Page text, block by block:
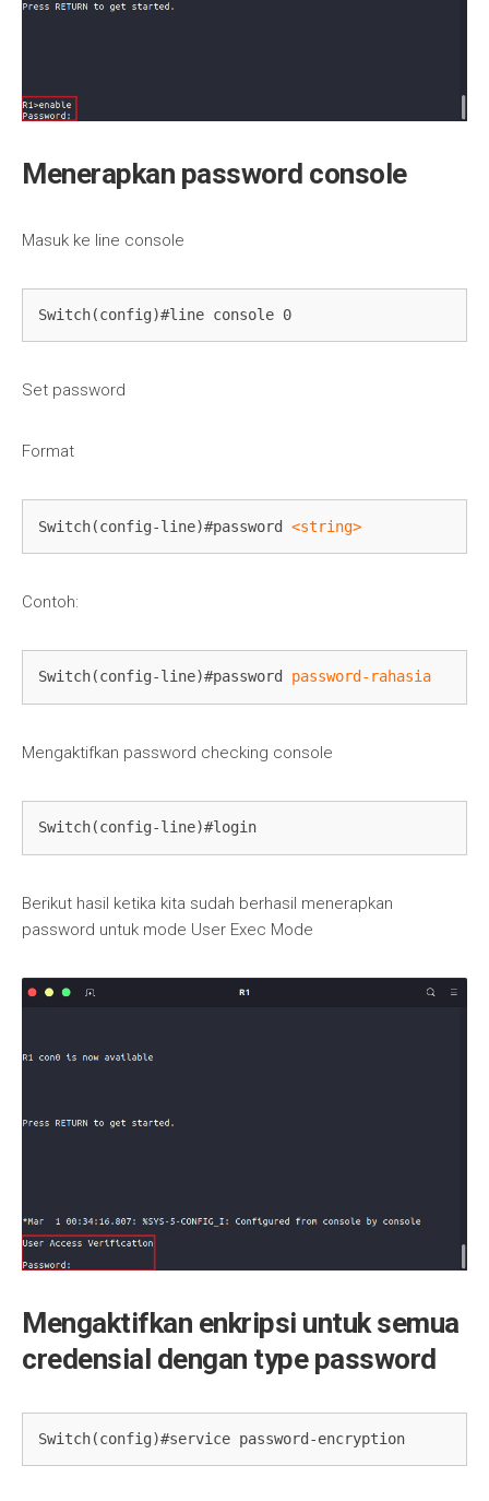
Menerapkan password console
Masuk ke line console
Switch(config)#line console 0
Set password
Format
Switch(config-line)#password <string>
Contoh:
Switch(config-line)#password password-rahasia
Mengaktifkan password checking console
Switch(config-line)#login
Berikut hasil ketika kita sudah berhasil menerapkan
password untuk mode User Exec Mode
Mengaktifkan enkripsi untuk semua
credensial dengan type password
Switch(config)#service password-encryption